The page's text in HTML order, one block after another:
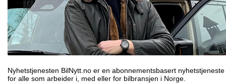
Nyhetstjenesten BilNytt.no er en abonnementsbasert nyhetstjeneste
for alle som arbeider i, med eller for bilbransjen i Norge.